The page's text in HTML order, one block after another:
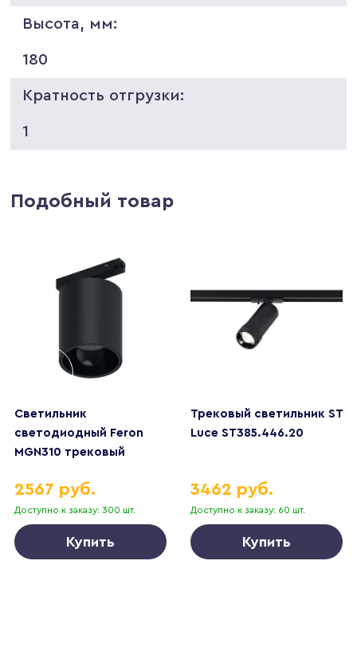
Высота, мм:
180
Кратность отгрузки:
1
Подобный товар
Светильник
светодиодный Feron
MGN310 трековый
1080 Lm, 4000К, 35
градусов, черный
Доступно к заказу: 300 шт.
2567 руб.
Купить
Трековый светильник ST
Luce ST385.446.20
Доступно к заказу: 60 шт.
3462 руб.
Купить